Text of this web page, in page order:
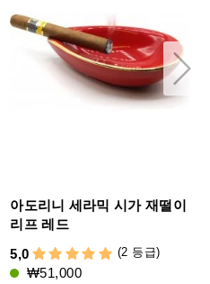
아도리니 세라믹 시가 재떨이
리프 레드
5,0
(2 등급)
₩51,000